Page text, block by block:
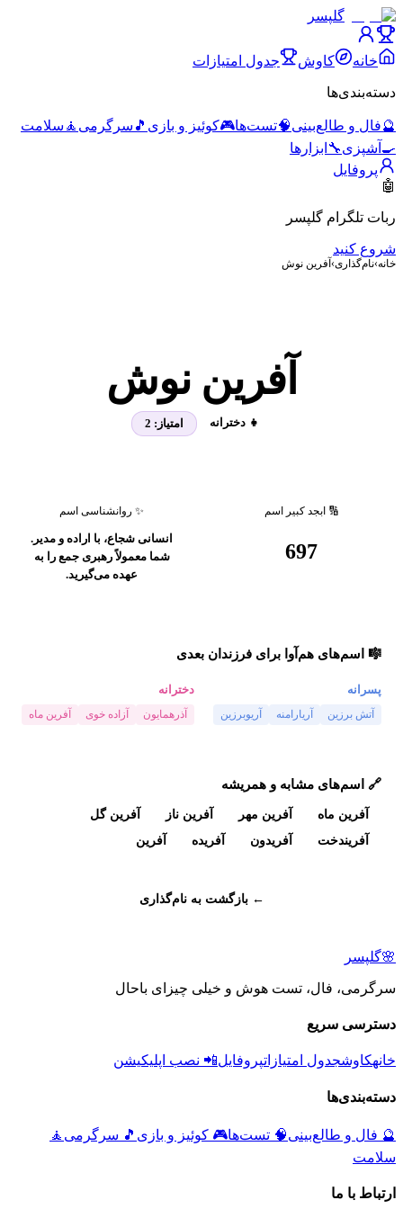
گلپسر
خانه کاوش جدول امتیازات
دسته‌بندی‌ها
🔮فال و طالع‌بینی🧠تست‌ها🎮کوئیز و بازی 🎵 سرگرمی 🧘 سلامت
🍳 آشپزی🔧 ابزارها
پروفایل
🤖
ربات تلگرام گلپسر
شروع کنید
خانه›نام‌گذاری› آفرین نوش
آفرین نوش
👧 دخترانه امتیاز: 2
🔢 ابجد کبیر اسم
697
✨ روانشناسی اسم
انسانی شجاع، با اراده و مدیر.
شما معمولاً رهبری جمع را به
عهده می‌گیرید.
🎼 اسم‌های هم‌آوا برای فرزندان بعدی
پسرانه
آتش برزین آریارامنه آریوبرزین
دخترانه
آذرهمایون آزاده خوی آفرین ماه
🔗 اسم‌های مشابه و همریشه
آفرین ماه آفرین مهر آفرین ناز
آفرین گل
آفریندخت
آفریدون آفریده آفرین
← بازگشت به نام‌گذاری
🌸گلپسر
سرگرمی، فال، تست هوش و خیلی چیزای باحال
دسترسی سریع
خانهکاوشجدول امتیازاتپروفایل📲 نصب اپلیکیشن
دسته‌بندی‌ها
🔮 فال و طالع‌بینی🧠 تست‌ها🎮 کوئیز و بازی 🎵 سرگرمی 🧘
سلامت
ارتباط با ما